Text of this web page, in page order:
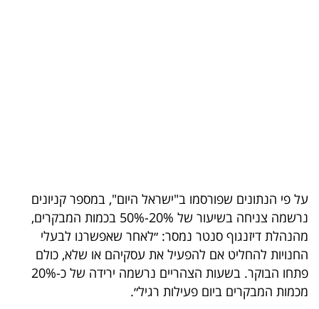
פודקאסט
40
UNDER
40
על פי הנתונים שפורסמו ב"ישראל היום", במספר קניונים
נרשמה צניחה בשיעור של 20%-50% בכמות המבקרים,
מהנהלת דיזנגוף סנטר נמסר: ״לאחר שאפשרנו לבעלי
החנויות להחליט אם להפעיל את עסקיהם או שלא, כולם
פתחו הבוקר. בשעות הצהריים נרשמה ירידה של כ-20%
מכמות המבקרים ביום פעילות רגיל״.